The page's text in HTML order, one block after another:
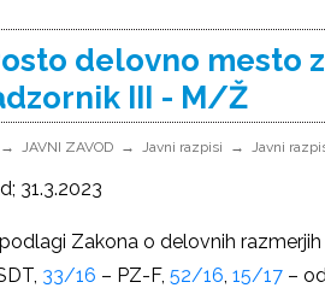
delovno mesto
III - M/Ž
JAVNI ZAVOD Javni razpisi Javni
31.3.2023
Zakona o delovnih razmerjih
33/16 – PZ-F, 52/16, 15/17 –